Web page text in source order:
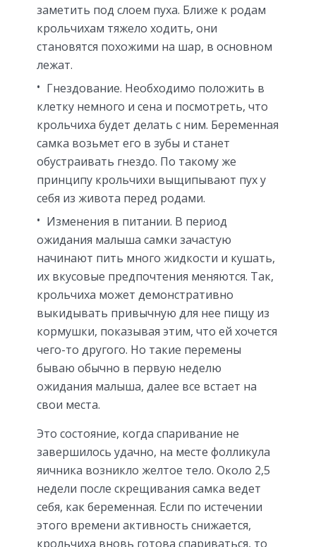
заметить под слоем пуха. Ближе к родам
крольчихам тяжело ходить, они
становятся похожими на шар, в основном
лежат.
Гнездование. Необходимо положить в
клетку немного и сена и посмотреть, что
крольчиха будет делать с ним. Беременная
самка возьмет его в зубы и станет
обустраивать гнездо. По такому же
принципу крольчихи выщипывают пух у
себя из живота перед родами.
Изменения в питании. В период
ожидания малыша самки зачастую
начинают пить много жидкости и кушать,
их вкусовые предпочтения меняются. Так,
крольчиха может демонстративно
выкидывать привычную для нее пищу из
кормушки, показывая этим, что ей хочется
чего-то другого. Но такие перемены
бываю обычно в первую неделю
ожидания малыша, далее все встает на
свои места.
Это состояние, когда спаривание не
завершилось удачно, на месте фолликула
яичника возникло желтое тело. Около 2,5
недели после скрещивания самка ведет
себя, как беременная. Если по истечении
этого времени активность снижается,
крольчиха вновь готова спариваться, то